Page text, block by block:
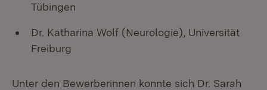
Tübingen
Dr. Katharina Wolf (Neurologie), Universität
Freiburg
Unter den Bewerberinnen konnte sich Dr. Sarah